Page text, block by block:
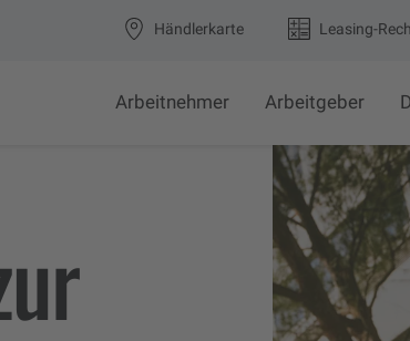
Händlerkarte Leasing-
Arbeitnehmer Arbeitgeber